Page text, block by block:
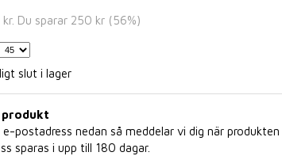
kr. Du sparar 250 kr (56%)
slut i lager
produkt
e-postadress nedan så meddelar vi dig när
sparas i upp till 180 dagar.